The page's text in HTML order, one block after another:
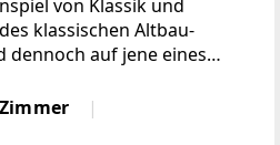
von Klassik und
klassischen Altbau-
dennoch auf jene eines
müssen. In einem der
von Hernals, in der Nähe